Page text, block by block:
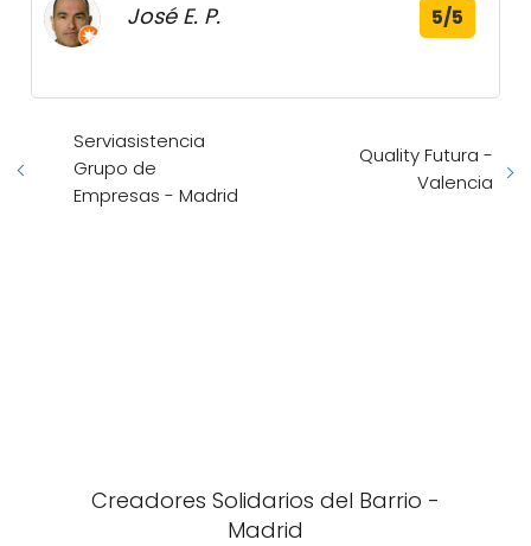
José E. P. 5/5
Serviasistencia
Grupo de
Empresas - Madrid
Quality Futura -
Valencia
Creadores Solidarios del Barrio -
Madrid